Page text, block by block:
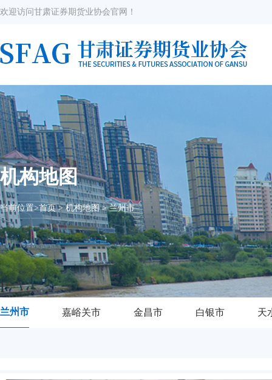
欢迎访问甘肃证券期货业协会官网！
机构地图
当前位置>首页>机构地图>兰州市
兰州市 嘉峪关市 金昌市 白银市 天